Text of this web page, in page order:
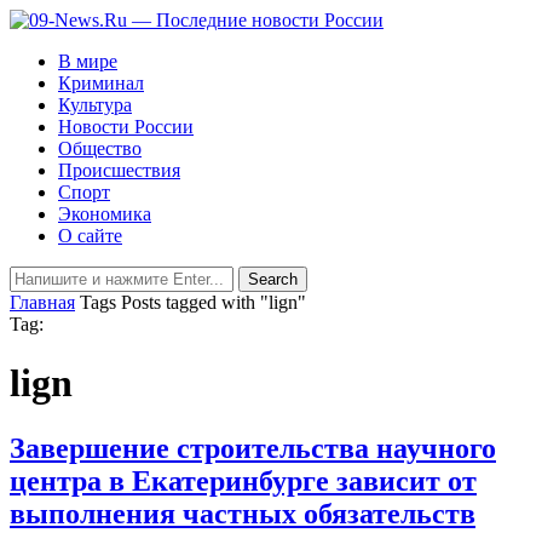
В мире
Криминал
Культура
Новости России
Общество
Происшествия
Спорт
Экономика
О сайте
Главная Tags Posts tagged with "lign"
Tag:
lign
Завершение строительства научного
центра в Екатеринбурге зависит от
выполнения частных обязательств